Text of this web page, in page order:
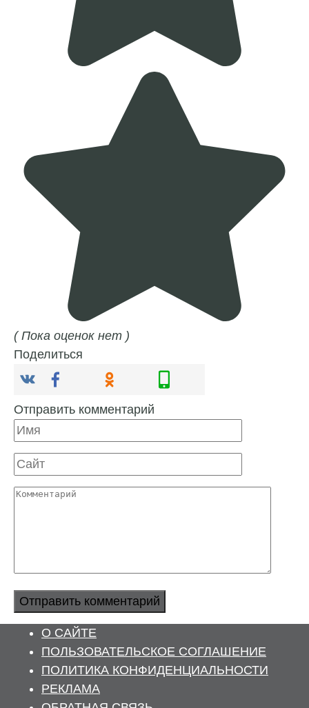
( Пока оценок нет )
Поделиться
Отправить комментарий
Имя
Сайт
Комментарий
О САЙТЕ
ПОЛЬЗОВАТЕЛЬСКОЕ СОГЛАШЕНИЕ
ПОЛИТИКА КОНФИДЕНЦИАЛЬНОСТИ
РЕКЛАМА